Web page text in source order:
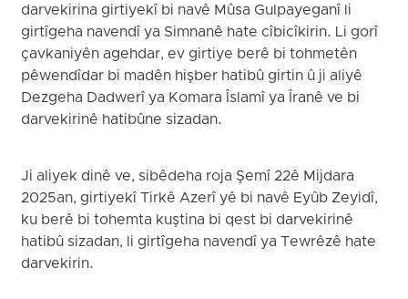
darvekirina girtiyekî bi navê Mûsa Gulpayeganî li
girtîgeha navendî ya Simnanê hate cîbicîkirin. Li gorî
çavkaniyên agehdar, ev girtiye berê bi tohmetên
pêwendîdar bi madên hişber hatibû girtin û ji aliyê
Dezgeha Dadwerî ya Komara Îslamî ya Îranê ve bi
darvekirinê hatibûne sizadan.
Ji aliyek dinê ve, sibêdeha roja Şemî 22ê Mijdara
2025an, girtiyekî Tirkê Azerî yê bi navê Eyûb Zeyidî,
ku berê bi tohemta kuştina bi qest bi darvekirinê
hatibû sizadan, li girtîgeha navendî ya Tewrêzê hate
darvekirin.